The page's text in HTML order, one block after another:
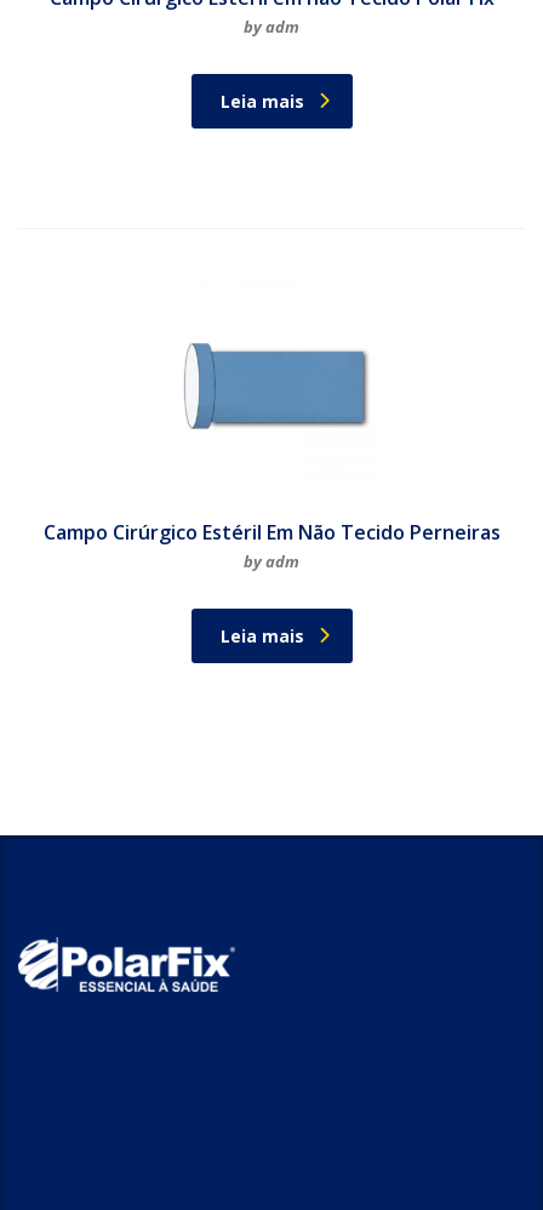
by adm
Leia mais
Campo Cirúrgico Estéril Em Não Tecido Perneiras
by adm
Leia mais